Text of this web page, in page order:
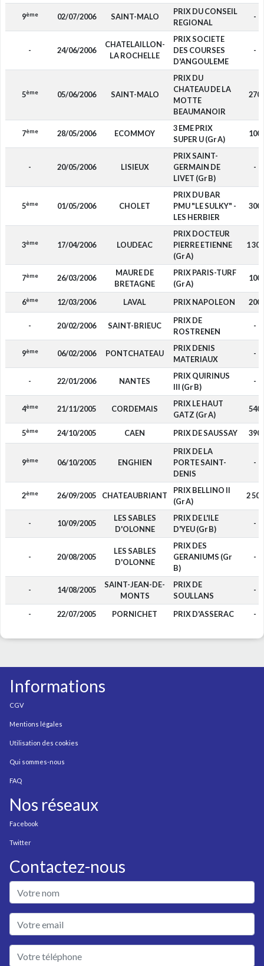
9ème 02/07/2006 SAINT-MALO
PRIX DU CONSEIL
REGIONAL
-
- 24/06/2006
CHATELAILLON-
LA ROCHELLE
PRIX SOCIETE
DES COURSES
D'ANGOULEME
-
5ème 05/06/2006 SAINT-MALO
PRIX DU
CHATEAU DE LA
MOTTE
BEAUMANOIR
270
7ème 28/05/2006 ECOMMOY
3 EME PRIX
SUPER U (Gr A)
100
- 20/05/2006 LISIEUX
PRIX SAINT-
GERMAIN DE
LIVET (Gr B)
-
5ème 01/05/2006 CHOLET
PRIX DU BAR
PMU "LE SULKY" -
LES HERBIER
300
3ème 17/04/2006 LOUDEAC
PRIX DOCTEUR
PIERRE ETIENNE
(Gr A)
1 300
7ème 26/03/2006
MAURE DE
BRETAGNE
PRIX PARIS-TURF
(Gr A)
100
6ème 12/03/2006 LAVAL PRIX NAPOLEON 200
- 20/02/2006 SAINT-BRIEUC
PRIX DE
ROSTRENEN
-
9ème 06/02/2006 PONTCHATEAU
PRIX DENIS
MATERIAUX
-
- 22/01/2006 NANTES
PRIX QUIRINUS
III (Gr B)
-
4ème 21/11/2005 CORDEMAIS
PRIX LE HAUT
GATZ (Gr A)
540
5ème 24/10/2005 CAEN PRIX DE SAUSSAY 390
9ème 06/10/2005 ENGHIEN
PRIX DE LA
PORTE SAINT-
DENIS
-
2ème 26/09/2005 CHATEAUBRIANT
PRIX BELLINO II
(Gr A)
2 500
- 10/09/2005
LES SABLES
D'OLONNE
PRIX DE L'ILE
D'YEU (Gr B)
-
- 20/08/2005
LES SABLES
D'OLONNE
PRIX DES
GERANIUMS (Gr
B)
-
- 14/08/2005
SAINT-JEAN-DE-
MONTS
PRIX DE
SOULLANS
-
- 22/07/2005 PORNICHET PRIX D'ASSERAC -
Informations
CGV
Mentions légales
Utilisation des cookies
Qui sommes-nous
FAQ
Nos réseaux
Facebook
Twitter
Contactez-nous